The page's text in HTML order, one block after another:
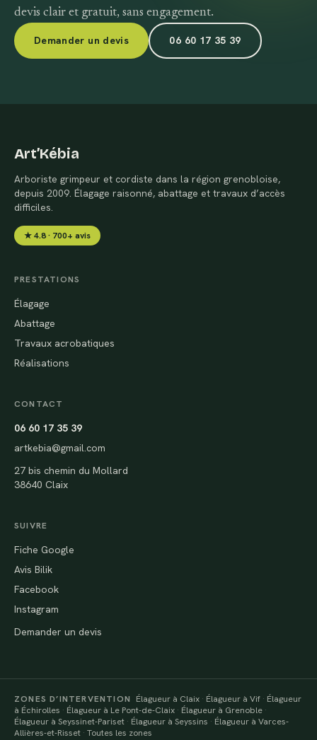
devis clair et gratuit, sans engagement.
Demander un devis 06 60 17 35 39
Art’Kébia
Arboriste grimpeur et cordiste dans la région grenobloise,
depuis 2009. Élagage raisonné, abattage et travaux d’accès
difficiles.
★ 4.8 · 700+ avis
PRESTATIONS
Élagage
Abattage
Travaux acrobatiques
Réalisations
CONTACT
06 60 17 35 39
artkebia@gmail.com
27 bis chemin du Mollard
38640 Claix
SUIVRE
Fiche Google
Avis Bilik
Facebook
Instagram
Demander un devis
ZONES D’INTERVENTION Élagueur à Claix · Élagueur à Vif · Élagueur
à Échirolles · Élagueur à Le Pont-de-Claix · Élagueur à Grenoble ·
Élagueur à Seyssinet-Pariset · Élagueur à Seyssins · Élagueur à Varces-
Allières-et-Risset · Toutes les zones